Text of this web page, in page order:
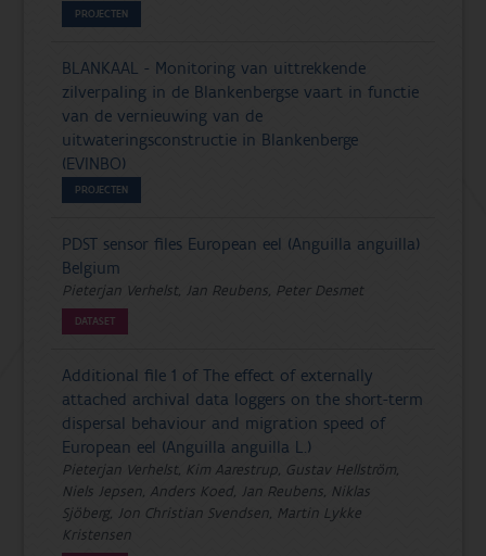
PROJECTEN
BLANKAAL - Monitoring van uittrekkende
zilverpaling in de Blankenbergse vaart in functie
van de vernieuwing van de
uitwateringsconstructie in Blankenberge
(EVINBO)
PROJECTEN
PDST sensor files European eel (Anguilla anguilla)
Belgium
Pieterjan Verhelst, Jan Reubens, Peter Desmet
DATASET
Additional file 1 of The effect of externally
attached archival data loggers on the short-term
dispersal behaviour and migration speed of
European eel (Anguilla anguilla L.)
Pieterjan Verhelst, Kim Aarestrup, Gustav Hellström,
Niels Jepsen, Anders Koed, Jan Reubens, Niklas
Sjöberg, Jon Christian Svendsen, Martin Lykke
Kristensen